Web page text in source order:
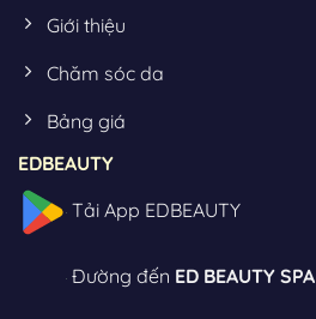
Giới thiệu
Chăm sóc da
Bảng giá
EDBEAUTY
Tải App EDBEAUTY
Đường đến ED BEAUTY SPA